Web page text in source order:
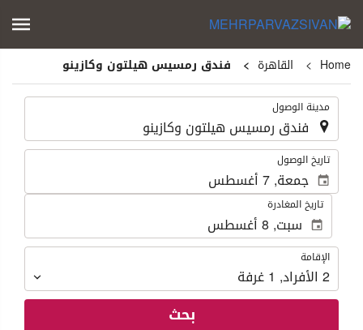
Home القاهرة
فندق رمسيس هيلتون وكازينو
. مدينة الوصول
. تاريخ الوصول
تاريخ المغادرة
الإقامة
الإقامة
2 الأفراد,
1غرفة
بحث